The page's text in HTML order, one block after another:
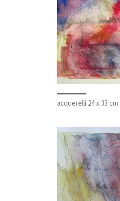
acquerelli 24 x 33 cm